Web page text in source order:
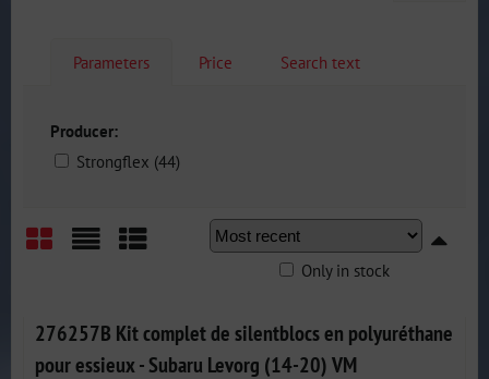
Parameters Price Search text
Producer:
Strongflex (44)
Only in stock
276257B Kit complet de silentblocs en polyuréthane
pour essieux - Subaru Levorg (14-20) VM